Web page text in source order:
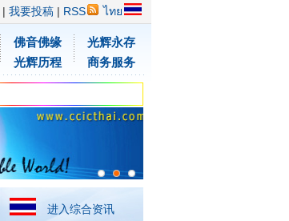
| 我要投稿 | RSS ไทย
佛音佛缘
光辉历程
光辉永存
商务服务
进入综合资讯